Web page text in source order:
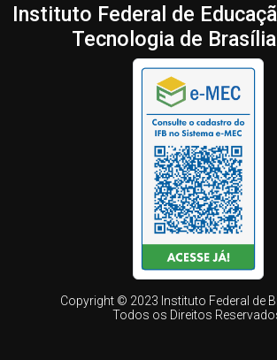
Instituto Federal de
Tecnologia de
Copyright © 2023 Instituto Federal de
Todos os Direitos